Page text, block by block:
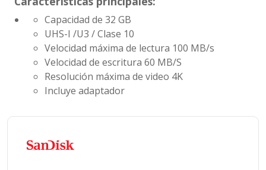
Capacidad de 32 GB
UHS-I /U3 / Clase 10
Velocidad máxima de lectura 100 MB/s
Velocidad de escritura60 MB/S
Resolución máxima de video 4K
Incluye adaptador